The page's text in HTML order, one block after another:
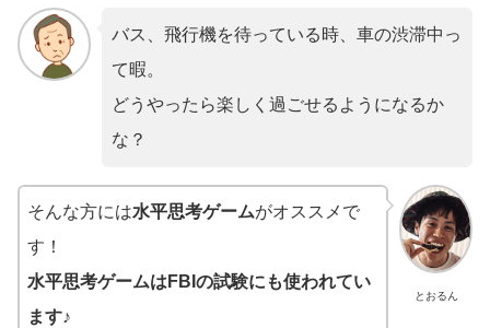
バス、飛行機を待っている時、車の渋滞中っ
て暇。
どうやったら楽しく過ごせるようになるか
な？
とおるん
そんな方には水平思考ゲームがオススメで
す！
水平思考ゲームはFBIの試験にも使われてい
ます♪